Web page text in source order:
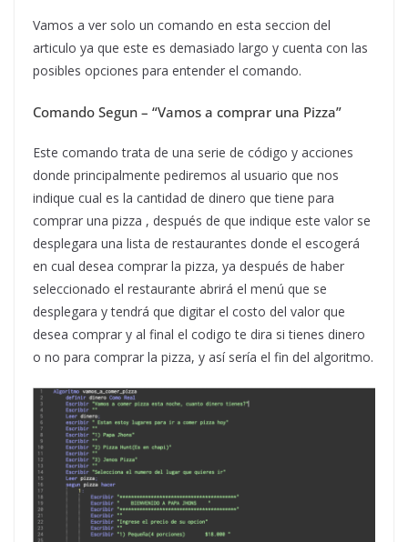
Vamos a ver solo un comando en esta seccion del
articulo ya que este es demasiado largo y cuenta con las
posibles opciones para entender el comando.
Comando Segun – “Vamos a comprar una Pizza”
Este comando trata de una serie de código y acciones
donde principalmente pediremos al usuario que nos
indique cual es la cantidad de dinero que tiene para
comprar una pizza , después de que indique este valor se
desplegara una lista de restaurantes donde el escogerá
en cual desea comprar la pizza, ya después de haber
seleccionado el restaurante abrirá el menú que se
desplegara y tendrá que digitar el costo del valor que
desea comprar y al final el codigo te dira si tienes dinero
o no para comprar la pizza, y así sería el fin del algoritmo.